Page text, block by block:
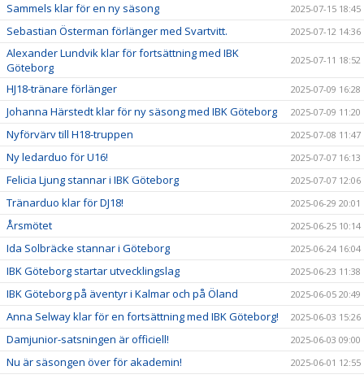
Sammels klar för en ny säsong 2025-07-15 18:45
Sebastian Österman förlänger med Svartvitt. 2025-07-12 14:36
Alexander Lundvik klar för fortsättning med IBK
Göteborg
2025-07-11 18:52
HJ18-tränare förlänger 2025-07-09 16:28
Johanna Härstedt klar för ny säsong med IBK Göteborg 2025-07-09 11:20
Nyförvärv till H18-truppen 2025-07-08 11:47
Ny ledarduo för U16! 2025-07-07 16:13
Felicia Ljung stannar i IBK Göteborg 2025-07-07 12:06
Tränarduo klar för DJ18! 2025-06-29 20:01
Årsmötet 2025-06-25 10:14
Ida Solbräcke stannar i Göteborg 2025-06-24 16:04
IBK Göteborg startar utvecklingslag 2025-06-23 11:38
IBK Göteborg på äventyr i Kalmar och på Öland 2025-06-05 20:49
Anna Selway klar för en fortsättning med IBK Göteborg! 2025-06-03 15:26
Damjunior-satsningen är officiell! 2025-06-03 09:00
Nu är säsongen över för akademin! 2025-06-01 12:55